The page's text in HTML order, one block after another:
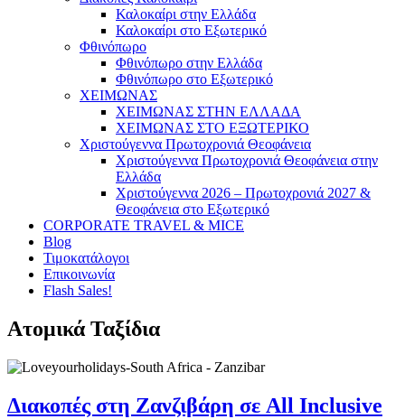
Καλοκαίρι στην Ελλάδα
Καλοκαίρι στο Εξωτερικό
Φθινόπωρο
Φθινόπωρο στην Ελλάδα
Φθινόπωρο στο Εξωτερικό
ΧΕΙΜΩΝΑΣ
ΧΕΙΜΩΝΑΣ ΣΤΗΝ ΕΛΛΑΔΑ
ΧΕΙΜΩΝΑΣ ΣΤΟ ΕΞΩΤΕΡΙΚΟ
Χριστούγεννα Πρωτοχρονιά Θεοφάνεια
Χριστούγεννα Πρωτοχρονιά Θεοφάνεια στην
Ελλάδα
Χριστούγεννα 2026 – Πρωτοχρονιά 2027 &
Θεοφάνεια στο Εξωτερικό
CORPORATE TRAVEL & MICE
Blog
Τιμοκατάλογοι
Επικοινωνία
Flash Sales!
Ατομικά Ταξίδια
Διακοπές στη Ζανζιβάρη σε All Inclusive